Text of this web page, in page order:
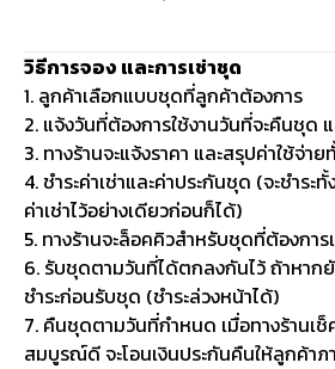
วิธีการจอง และการเช่าชุด
1. ลูกค้าเลือกแบบชุดที่ลูกค้าต้องการ
2. แจ้งวันที่ต้องการใช้งานวันที่จะคืนชุด
3. ทางร้านจะแจ้งราคา และสรุปค่าใช้จ่า
4. ชำระค่าเช่าและค่าประกันชุด (จะชำร
ค่าเช่าไว้อย่างเดียวก่อนก็ได้)
5. ทางร้านจะล็อคคิวสำหรับชุดที่ต้องการ
6. รับชุดตามวันที่ได้ตกลงกันไว้ ถ้าหากยั
ชำระก่อนรับชุด (ชำระล่วงหน้าได้)
7. คืนชุดตามวันที่กำหนด เมื่อทางร้านเ
สมบูรณ์ดี จะโอนเงินประกันคืนให้ลูกค้าภ